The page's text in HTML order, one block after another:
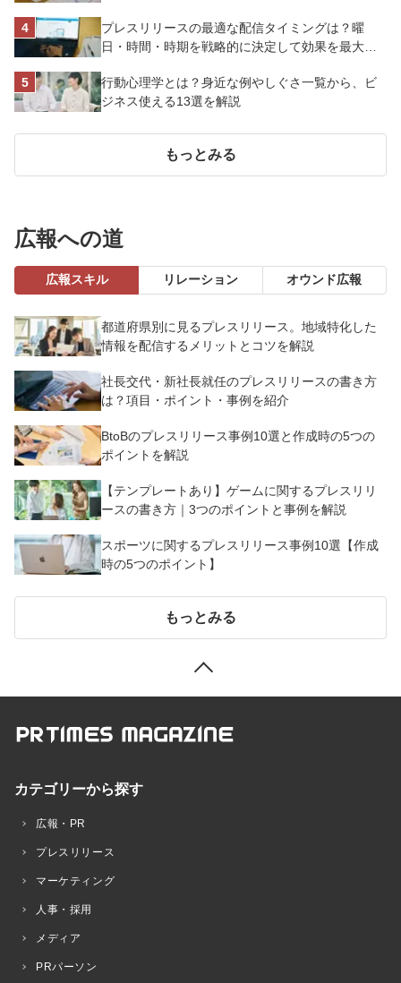
プレスリリースの最適な配信タイミングは？曜
日・時間・時期を戦略的に決定して効果を最大化
行動心理学とは？身近な例やしぐさ一覧から、ビ
ジネス使える13選を解説
もっとみる
広報への道
広報スキル リレーション オウンド広報
都道府県別に見るプレスリリース。地域特化した
情報を配信するメリットとコツを解説
社長交代・新社長就任のプレスリリースの書き方
は？項目・ポイント・事例を紹介
BtoBのプレスリリース事例10選と作成時の5つの
ポイントを解説
【テンプレートあり】ゲームに関するプレスリリ
ースの書き方｜3つのポイントと事例を解説
スポーツに関するプレスリリース事例10選【作成
時の5つのポイント】
もっとみる
カテゴリーから探す
広報・PR
プレスリリース
マーケティング
人事・採用
メディア
PRパーソン